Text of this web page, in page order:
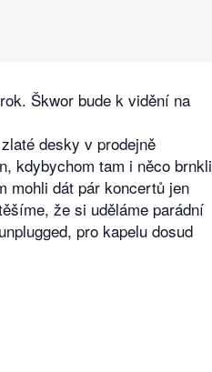
Škwor bude k vidění na
desky v prodejně
kdybychom tam i něco brnkli
mohli dát pár koncertů jen
že si uděláme parádní
pro kapelu dosud